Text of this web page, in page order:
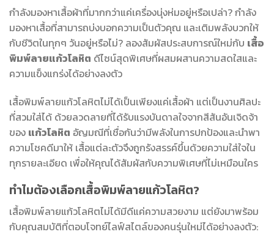
กำลังมองหาเสื้อผ้าที่มากกว่าแค่เครื่องนุ่งห่มอยู่หรือเปล่า? กำลัง
มองหาเสื้อที่สามารถบ่งบอกความเป็นตัวคุณ และเติมพลังบวกให้
กับชีวิตในทุกๆ วันอยู่หรือไม่? ลองสัมผัสประสบการณ์ใหม่กับ เสื้อ
พิมพ์ลายแก้วโลหิต ดีไซน์สุดพิเศษที่ผสมผสานความสดใสและ
ความแข็งแกร่งได้อย่างลงตัว
เสื้อพิมพ์ลายแก้วโลหิตไม่ได้เป็นเพียงแค่เสื้อผ้า แต่เป็นงานศิลปะ
ที่สวมใส่ได้ ด้วยลวดลายที่ได้รับแรงบันดาลใจจากสีสันอันเจิดจ้า
ของ แก้วโลหิต อัญมณีที่เชื่อกันว่ามีพลังในการปกป้องและนำพา
ความโชคดีมาให้ เสื้อแต่ละตัวจึงถูกรังสรรค์ขึ้นด้วยความใส่ใจใน
ทุกรายละเอียด เพื่อให้คุณได้สัมผัสกับความพิเศษที่ไม่เหมือนใคร
ทำไมต้องเลือกเสื้อพิมพ์ลายแก้วโลหิต?
เสื้อพิมพ์ลายแก้วโลหิตไม่ได้มีดีแค่ความสวยงาม แต่ยังมาพร้อม
กับคุณสมบัติที่ตอบโจทย์ไลฟ์สไตล์ของคนรุ่นใหม่ได้อย่างลงตัว: